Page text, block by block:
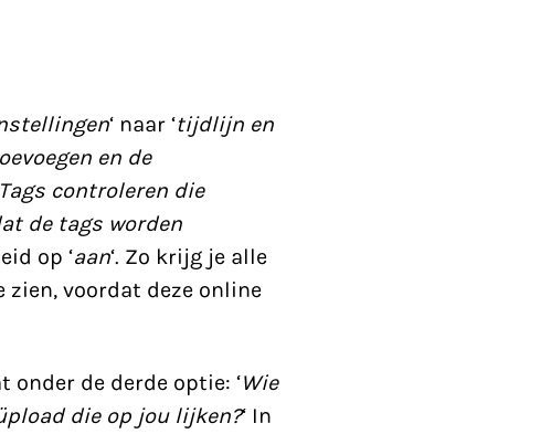
‘ naar ‘tijdlijn en
en de
controleren die
de tags worden
op ‘aan‘. Zo krijg je alle
voordat deze online
de derde optie: ‘Wie
die op jou lijken?‘ In